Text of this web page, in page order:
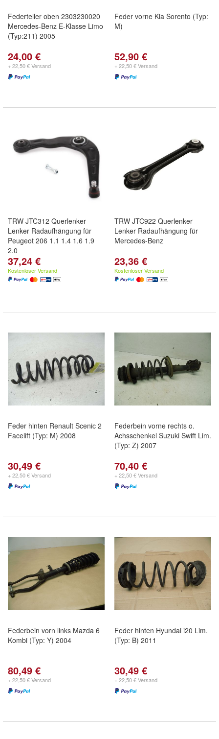
Federteller oben 2303230020
Mercedes-Benz E-Klasse Limo
(Typ:211) 2005
24,00 €
+ 22,50 € Versand
Feder vorne Kia Sorento (Typ:
M)
52,90 €
+ 22,50 € Versand
TRW JTC312 Querlenker
Lenker Radaufhängung für
Peugeot 206 1.1 1.4 1.6 1.9
2.0
37,24 €
Kostenloser Versand
TRW JTC922 Querlenker
Lenker Radaufhängung für
Mercedes-Benz
23,36 €
Kostenloser Versand
Feder hinten Renault Scenic 2
Facelift (Typ: M) 2008
30,49 €
+ 22,50 € Versand
Federbein vorne rechts o.
Achsschenkel Suzuki Swift Lim.
(Typ: Z) 2007
70,40 €
+ 22,50 € Versand
Federbein vorn links Mazda 6
Kombi (Typ: Y) 2004
80,49 €
+ 22,50 € Versand
Feder hinten Hyundai i20 Lim.
(Typ: B) 2011
30,49 €
+ 22,50 € Versand